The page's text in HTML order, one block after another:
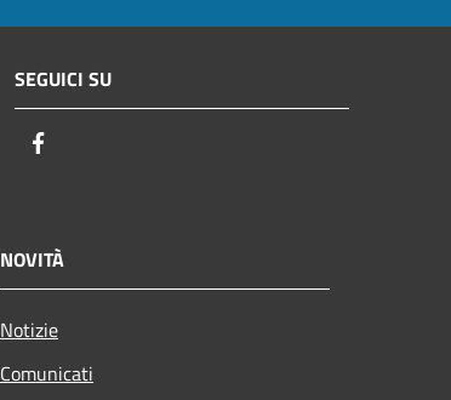
SEGUICI SU
NOVITÀ
Notizie
Comunicati